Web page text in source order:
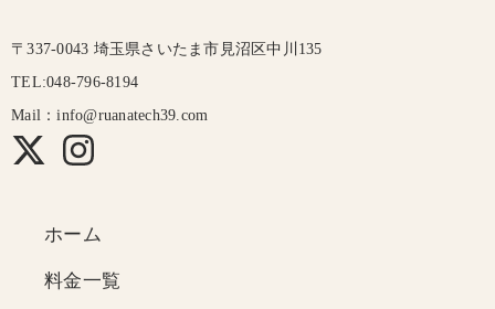
〒337-0043 埼玉県さいたま市見沼区中川135
TEL:048-796-8194
Mail：info@ruanatech39.com
ホーム
料金一覧